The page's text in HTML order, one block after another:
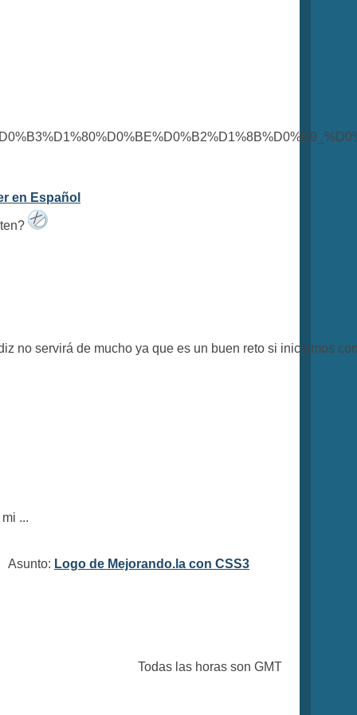
en Español
no servirá de mucho ya que es un buen reto si iniciamos
...
Asunto: Logo de Mejorando.la con CSS3
Todas las horas son GMT